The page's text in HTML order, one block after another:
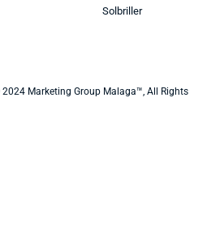
Solbriller
Marketing Group Malaga™, All Rights